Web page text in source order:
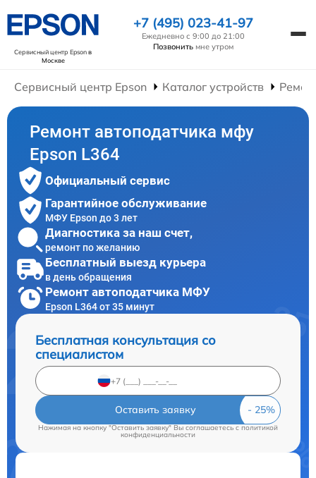
Сервисный центр Epsonв
Москве
+7 (495) 023-41-97
Ежедневно с 9:00 до 21:00
Позвонить мне утром
Сервисный центр Epson Каталог устройств
Ремонт автоподатчика мфу
Epson L364
Официальный сервис
Гарантийное обслуживание
МФУ Epson до 3 лет
Диагностика за наш счет,
ремонт по желанию
Бесплатный выезд курьера
в день обращения
Ремонт автоподатчика МФУ
Epson L364 от 35 минут
Бесплатная консультация со
специалистом
Оставить заявку
Нажимая на кнопку "Оставить заявку" Вы соглашаетесь cполитикой
конфиденциальности